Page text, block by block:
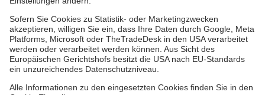
Medizin, Therapie & Pflege
Ambulante Zentren
Über uns